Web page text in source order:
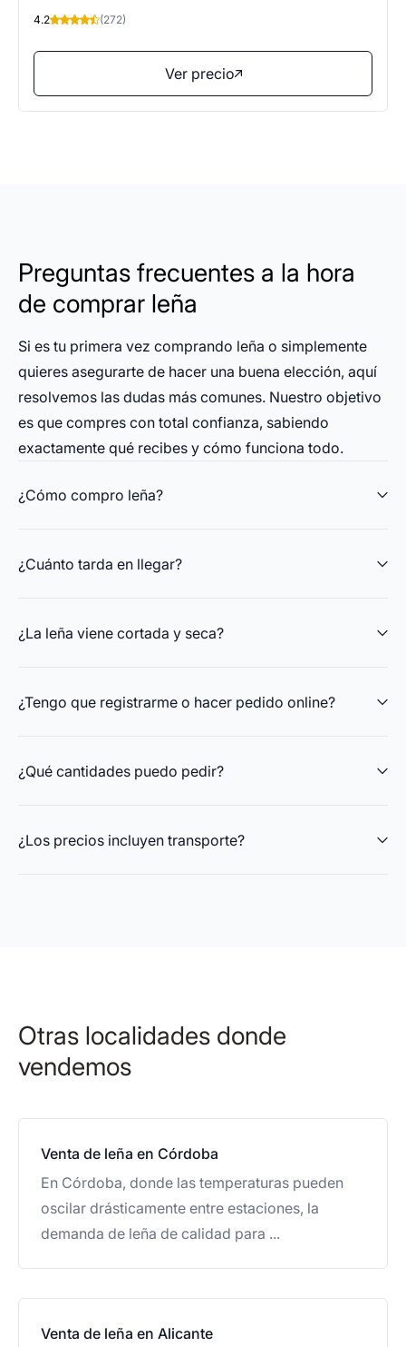
4.2 (272)
Ver precio
Preguntas frecuentes a la hora
de comprar leña
Si es tu primera vez comprando leña o simplemente
quieres asegurarte de hacer una buena elección, aquí
resolvemos las dudas más comunes. Nuestro objetivo
es que compres con total confianza, sabiendo
exactamente qué recibes y cómo funciona todo.
¿Cómo compro leña?
¿Cuánto tarda en llegar?
¿La leña viene cortada y seca?
¿Tengo que registrarme o hacer pedido online?
¿Qué cantidades puedo pedir?
¿Los precios incluyen transporte?
Otras localidades donde
vendemos
Venta de leña en Córdoba
En Córdoba, donde las temperaturas pueden
oscilar drásticamente entre estaciones, la
demanda de leña de calidad para ...
Venta de leña en Alicante